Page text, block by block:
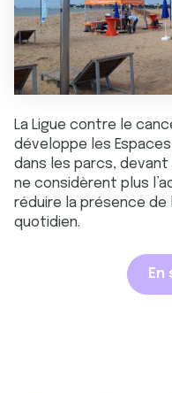
La Ligue contre le
développe les
dans les parcs,
ne considèrent plus
réduire la présence
quotidien.